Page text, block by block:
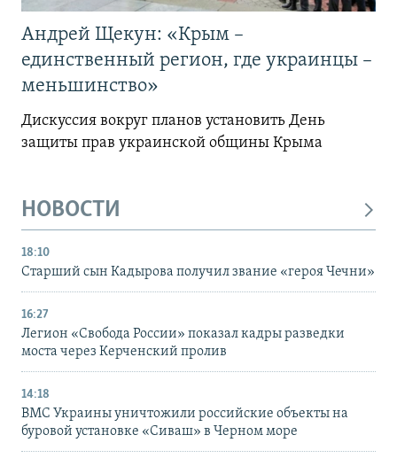
Андрей Щекун: «Крым –
единственный регион, где украинцы –
меньшинство»
Дискуссия вокруг планов установить День
защиты прав украинской общины Крыма
НОВОСТИ
18:10
Старший сын Кадырова получил звание «героя Чечни»
16:27
Легион «Свобода России» показал кадры разведки
моста через Керченский пролив
14:18
ВМС Украины уничтожили российские объекты на
буровой установке «Сиваш» в Черном море